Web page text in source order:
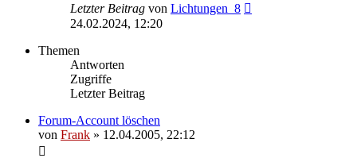
Letzter Beitrag von Lichtungen_8
24.02.2024, 12:20
Themen
Antworten
Zugriffe
Letzter Beitrag
Forum-Account löschen
von Frank » 12.04.2005, 22:12